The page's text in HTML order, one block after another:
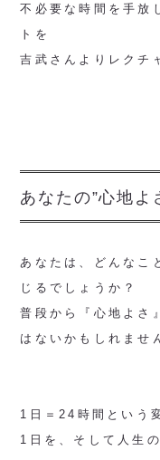
不必要な時間を手放
トを
吉武さんよりレクチ
あなたの”心地よ
あなたは、どんなこ
じるでしょうか？
普段から『心地よさ
はないかもしれませ
1日＝24時間という
1日を、そして人生